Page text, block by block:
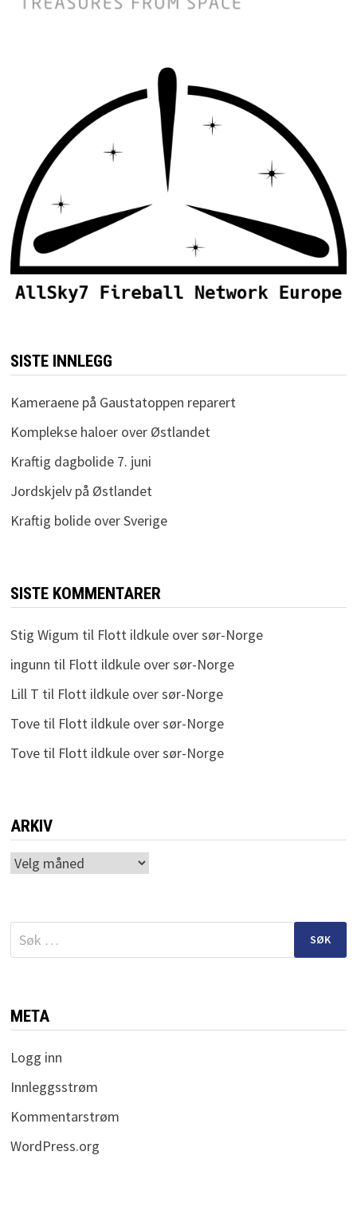
SISTE INNLEGG
Kameraene på Gaustatoppen reparert
Komplekse haloer over Østlandet
Kraftig dagbolide 7. juni
Jordskjelv på Østlandet
Kraftig bolide over Sverige
SISTE KOMMENTARER
Stig Wigum til Flott ildkule over sør-Norge
ingunn til Flott ildkule over sør-Norge
Lill T til Flott ildkule over sør-Norge
Tovetil Flott ildkule over sør-Norge
Tovetil Flott ildkule over sør-Norge
ARKIV
Arkiv
Søk
etter:
META
Logg inn
Innleggsstrøm
Kommentarstrøm
WordPress.org